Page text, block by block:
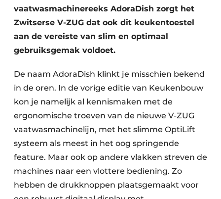
vaatwasmachinereeks AdoraDish zorgt het
Zwitserse V-ZUG dat ook dit keukentoestel
aan de vereiste van slim en optimaal
gebruiksgemak voldoet.
De naam AdoraDish klinkt je misschien bekend
in de oren. In de vorige editie van Keukenbouw
kon je namelijk al kennismaken met de
ergonomische troeven van de nieuwe V-ZUG
vaatwasmachinelijn, met het slimme OptiLift
systeem als meest in het oog springende
feature. Maar ook op andere vlakken streven de
machines naar een vlottere bediening. Zo
hebben de drukknoppen plaatsgemaakt voor